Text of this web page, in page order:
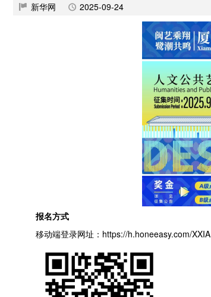
新华网 2025-09-24
报名方式
移动端登录网址：https://h.honeeasy.com/XXIA